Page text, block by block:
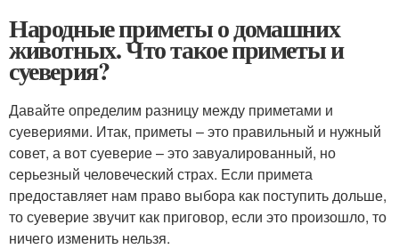
Народные приметы о домашних
животных. Что такое приметы и
суеверия?
Давайте определим разницу между приметами и
суевериями. Итак, приметы – это правильный и нужный
совет, а вот суеверие – это завуалированный, но
серьезный человеческий страх. Если примета
предоставляет нам право выбора как поступить дольше,
то суеверие звучит как приговор, если это произошло, то
ничего изменить нельзя.